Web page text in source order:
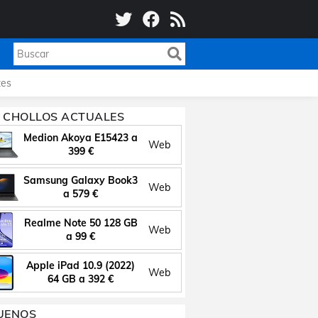
CHOLLOS ACTUALES
Medion Akoya E15423 a
399 €
Web
Samsung Galaxy Book3
a 579 €
Web
Realme Note 50 128 GB
a 99 €
Web
Apple iPad 10.9 (2022)
64 GB a 392 €
Web